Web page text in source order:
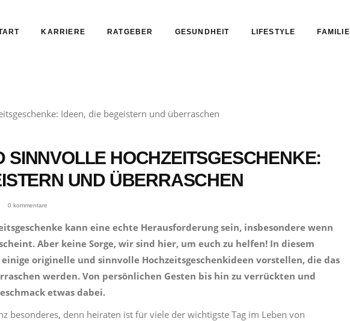
KARRIERE RATGEBER GESUNDHEIT LIFESTYLE FAMILIE
SINNVOLLE HOCHZEITSGESCHENKE:
UND ÜBERRASCHEN
0 kommentare
kann eine echte Herausforderung sein, insbesondere wenn
Aber keine Sorge, wir sind hier, um euch zu helfen! In diesem
originelle und sinnvolle Hochzeitsgeschenkideen vorstellen, die das
werden. Von persönlichen Gesten bis hin zu verrückten und
etwas dabei.
besonderes, denn heiraten ist für viele der wichtigste Tag im Leben von